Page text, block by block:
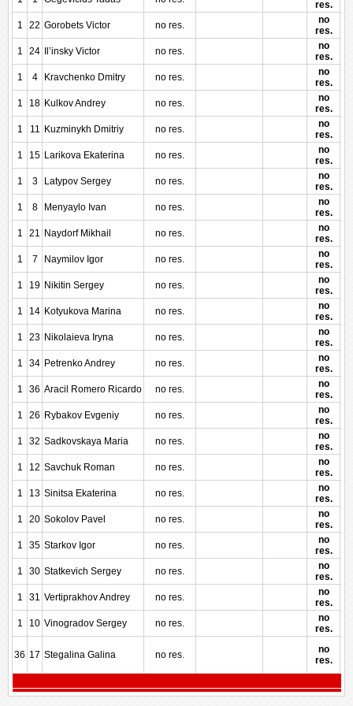
res.
1
22 Gorobets Victor no res.
no
res.
1
24 Il’insky Victor no res.
no
res.
1
4 Kravchenko Dmitry no res.
no
res.
1
18 Kulkov Andrey no res.
no
res.
1
11 Kuzminykh Dmitriy no res.
no
res.
1
15 Larikova Ekaterina no res.
no
res.
1
3 Latypov Sergey no res.
no
res.
1
8 Menyaylo Ivan no res.
no
res.
1
21 Naydorf Mikhail no res.
no
res.
1
7 Naymilov Igor no res.
no
res.
1
19 Nikitin Sergey no res.
no
res.
1
14 Kotyukova Marina no res.
no
res.
1
23 Nikolaieva Iryna no res.
no
res.
1
34 Petrenko Andrey no res.
no
res.
1
36 Aracil Romero Ricardo no res.
no
res.
1
26 Rybakov Evgeniy no res.
no
res.
1
32 Sadkovskaya Maria no res.
no
res.
1
12 Savchuk Roman no res.
no
res.
1
13 Sinitsa Ekaterina no res.
no
res.
1
20 Sokolov Pavel no res.
no
res.
1
35 Starkov Igor no res.
no
res.
1
30 Statkevich Sergey no res.
no
res.
1
31 Vertiprakhov Andrey no res.
no
res.
1
10 Vinogradov Sergey no res.
no
res.
36 17 Stegalina Galina no res.
no
res.